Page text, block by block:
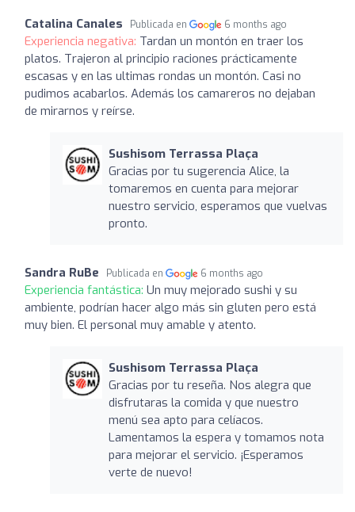
Catalina Canales Publicada en 6 months ago
Experiencia negativa: Tardan un montón en traer los
platos. Trajeron al principio raciones prácticamente
escasas y en las ultimas rondas un montón. Casi no
pudimos acabarlos. Además los camareros no dejaban
de mirarnos y reírse.
Sushisom Terrassa Plaça
Gracias por tu sugerencia Alice, la
tomaremos en cuenta para mejorar
nuestro servicio, esperamos que vuelvas
pronto.
Sandra RuBe Publicada en 6 months ago
Experiencia fantástica: Un muy mejorado sushi y su
ambiente, podrían hacer algo más sin gluten pero está
muy bien. El personal muy amable y atento.
Sushisom Terrassa Plaça
Gracias por tu reseña. Nos alegra que
disfrutaras la comida y que nuestro
menú sea apto para celíacos.
Lamentamos la espera y tomamos nota
para mejorar el servicio. ¡Esperamos
verte de nuevo!